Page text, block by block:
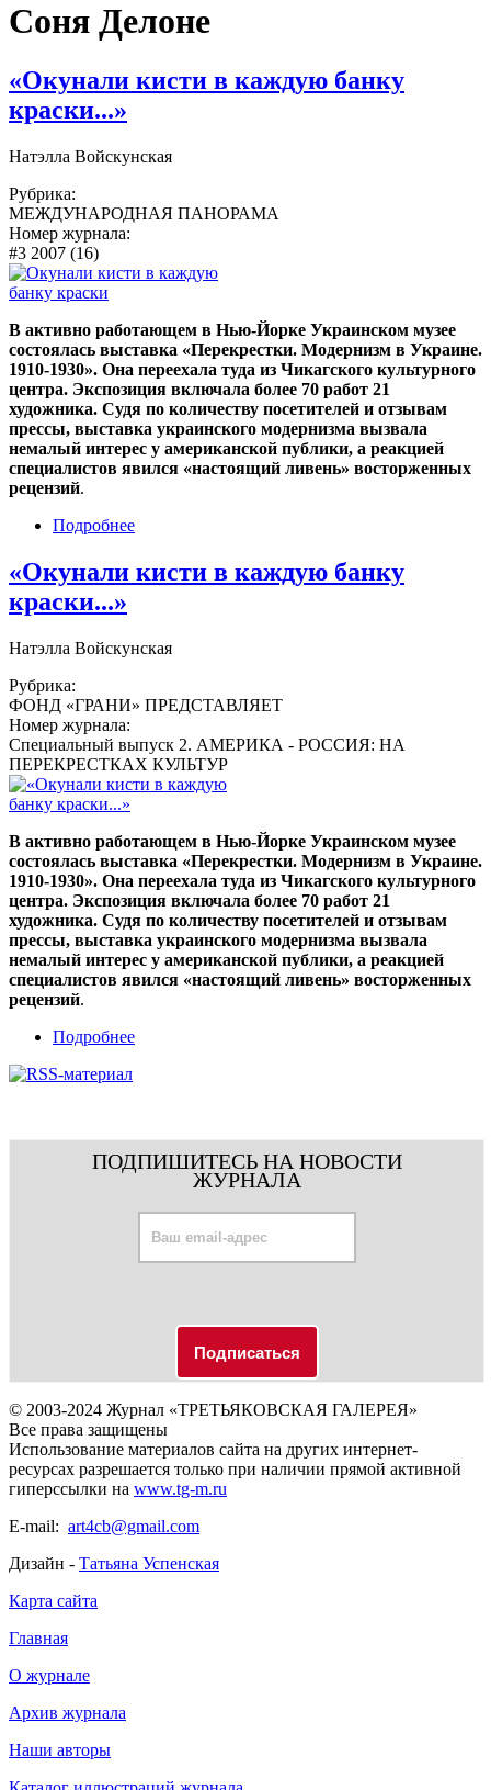
Соня Делоне
«Окунали кисти в каждую банку
краски...»
Натэлла Войскунская
Рубрика:
МЕЖДУНАРОДНАЯ ПАНОРАМА
Номер журнала:
#3 2007 (16)
В активно работающем в Нью-Йорке Украинском музее
состоялась выставка «Перекрестки. Модернизм в Украине.
1910-1930». Она переехала туда из Чикагского культурного
центра. Экспозиция включала более 70 работ 21
художника. Судя по количеству посетителей и отзывам
прессы, выставка украинского модернизма вызвала
немалый интерес у американской публики, а реакцией
специалистов явился «настоящий ливень» восторженных
рецензий.
Подробнее
«Окунали кисти в каждую банку
краски...»
Натэлла Войскунская
Рубрика:
ФОНД «ГРАНИ» ПРЕДСТАВЛЯЕТ
Номер журнала:
Специальный выпуск 2. АМЕРИКА - РОССИЯ: НА
ПЕРЕКРЕСТКАХ КУЛЬТУР
В активно работающем в Нью-Йорке Украинском музее
состоялась выставка «Перекрестки. Модернизм в Украине.
1910-1930». Она переехала туда из Чикагского культурного
центра. Экспозиция включала более 70 работ 21
художника. Судя по количеству посетителей и отзывам
прессы, выставка украинского модернизма вызвала
немалый интерес у американской публики, а реакцией
специалистов явился «настоящий ливень» восторженных
рецензий.
Подробнее
ПОДПИШИТЕСЬ НА НОВОСТИ
ЖУРНАЛА
© 2003-2024 Журнал «ТРЕТЬЯКОВСКАЯ ГАЛЕРЕЯ»
Все права защищены
Использование материалов сайта на других интернет-
ресурсах разрешается только при наличии прямой активной
гиперссылки на www.tg-m.ru
E-mail: art4cb@gmail.com
Дизайн - Татьяна Успенская
Карта сайта
Главная
О журнале
Архив журнала
Наши авторы